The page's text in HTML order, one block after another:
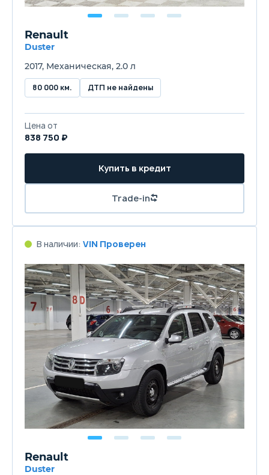
Renault
Duster
2017, Механическая, 2.0 л
80 000 км. ДТП не найдены
Цена от
838 750 ₽
Купить в кредит
Trade-in
В наличии: VIN Проверен
Renault
Duster